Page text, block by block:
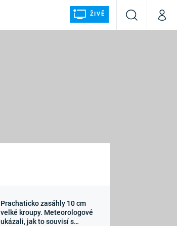
ŽIVĚ
VyhledáváníMůj
Sledujte nás
Prachaticko zasáhly 10 cm
velké kroupy. Meteorologové
ukázali, jak to souvisí s